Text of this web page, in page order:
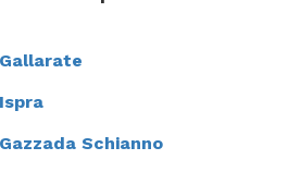
Schianno